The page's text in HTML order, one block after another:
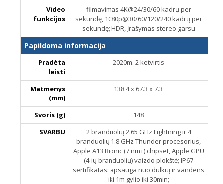
Video
funkcijos
filmavimas 4K@24/30/60 kadrų per
sekundę, 1080p@30/60/120/240 kadrų per
sekundę; HDR, įrašymas stereo garsu
Papildoma informacija
Pradėta
leisti
2020m. 2 ketvirtis
Matmenys
(mm)
138.4 x 67.3 x 7.3
Svoris (g)
148
SVARBU
2 branduolių 2.65 GHz Lightning ir 4
branduolių 1.8 GHz Thunder procesorius,
Apple A13 Bionic (7 nm+) chipset, Apple GPU
(4-ių branduolių) vaizdo plokštė; IP67
sertifikatas: apsauga nuo dulkių ir vandens
iki 1m gylio iki 30min;